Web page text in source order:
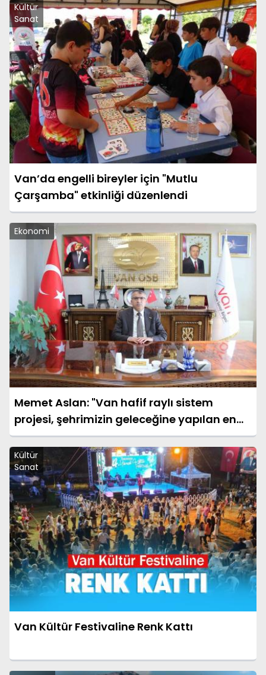
Kültür
Sanat
Van’da engelli bireyler için "Mutlu
Çarşamba" etkinliği düzenlendi
Ekonomi
Memet Aslan: "Van hafif raylı sistem
projesi, şehrimizin geleceğine yapılan en
büyük yatırımlardan biridir"
Kültür
Sanat
Van Kültür Festivaline Renk Kattı